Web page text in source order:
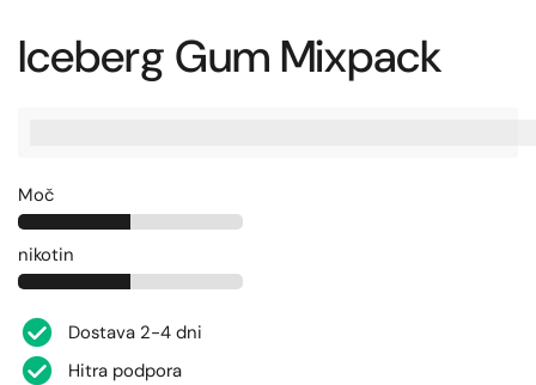
Iceberg Gum Mixpack
Moč
nikotin
Dostava 2-4 dni
Hitra podpora